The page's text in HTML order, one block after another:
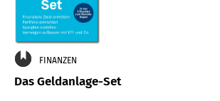
FINANZEN
Das Geldanlage-Set